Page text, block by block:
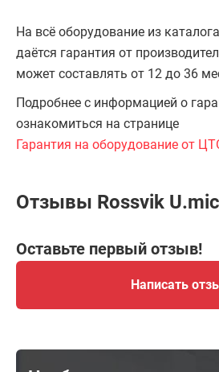
На всё оборудование из
даётся гарантия от
может составлять от 12 до 36
Подробнее с информацией о
ознакомиться на странице
Гарантия на оборудование от
Отзывы Rossvik
Оставьте первый отзыв!
Написать